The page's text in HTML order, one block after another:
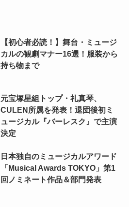
【初心者必読！】舞台・ミュージ
カルの観劇マナー16選！服装から
持ち物まで
元宝塚星組トップ・礼真琴、
CULEN所属を発表！退団後初ミ
ュージカル『バーレスク』で主演
決定
日本独自のミュージカルアワード
「Musical Awards TOKYO」第1
回ノミネート作品＆部門発表